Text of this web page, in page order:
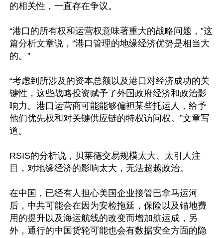
的相关性，一直存在争议。
“港口的所有权和运营权意味著重大的战略问题，”这
篇分析文章说，“港口管理的地缘经济优势是相当大
的。”
“考虑到所涉及的资本总额以及港口对经济成功的关
键性，这些战略投资赋予了外国政府经济和政治影
响力。港口运营商可能能够偏袒某些托运人，给予
他们优先权和对关键供应链的特权访问权。”文章写
道。
RSIS的分析说，贝莱德交易规模太大、太引人注
目，对地缘经济的影响太大，无法超越政治。
在中国，已经有人担心美国企业接管巴拿马运河
后，中共可能会在因为安检拖延，保险以及锚地费
用的提升以及海运航线的改变而增加航运成，另
外，通行的中国货轮可能也会有数据安全方面的隐